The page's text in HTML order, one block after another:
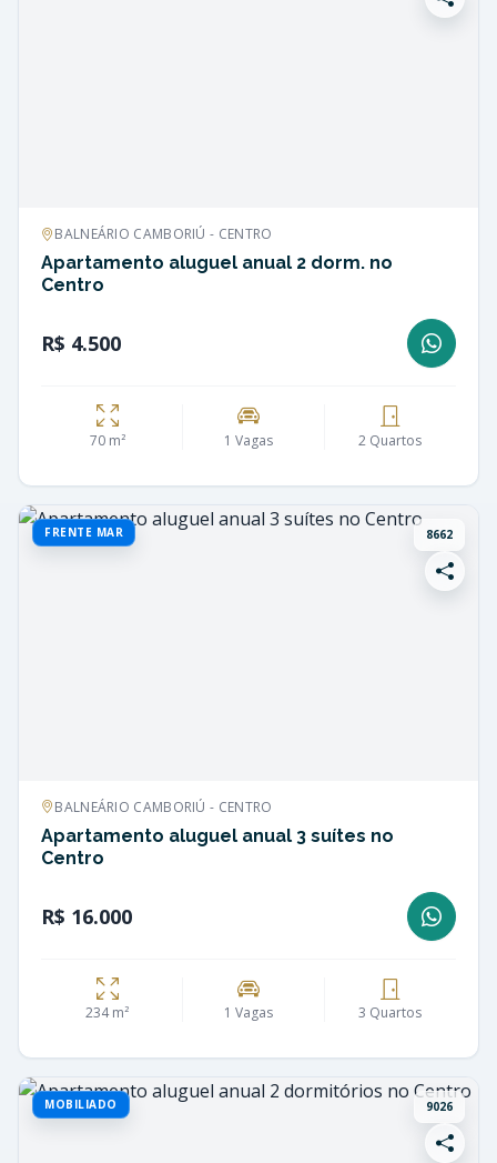
BALNEÁRIO CAMBORIÚ - CENTRO
Apartamento aluguel anual 2 dorm. no
Centro
R$ 4.500
70 m² 1 Vagas 2 Quartos
FRENTE MAR 8662
BALNEÁRIO CAMBORIÚ - CENTRO
Apartamento aluguel anual 3 suítes no
Centro
R$ 16.000
234 m² 1 Vagas 3 Quartos
MOBILIADO 9026